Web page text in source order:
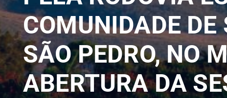
COMUNIDADE
SÃO PEDRO, NO
ABERTURA DA